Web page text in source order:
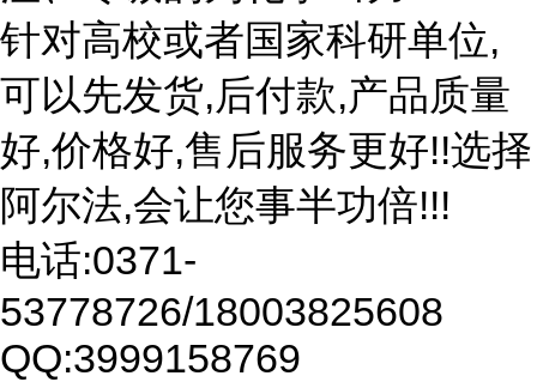
针对高校或者国家科研单位,
可以先发货,后付款,产品质量
好,价格好,售后服务更好!!选择
阿尔法,会让您事半功倍!!!
电话:0371-
53778726/18003825608
QQ:3999158769